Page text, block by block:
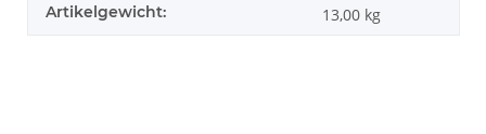
Artikelgewicht: 13,00 kg